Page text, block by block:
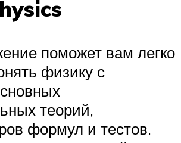
поможет вам легко
физику с
теорий,
формул и тестов.